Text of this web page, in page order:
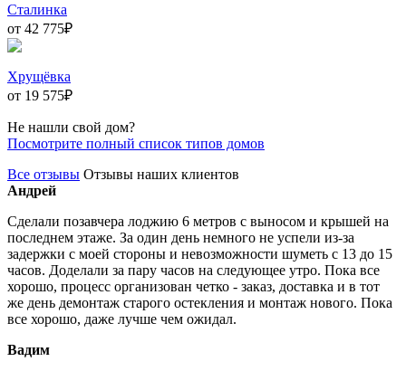
Сталинка
от 42 775₽
Хрущёвка
от 19 575₽
Не нашли свой дом?
Посмотрите полный список типов домов
Все отзывы Отзывы наших клиентов
Андрей
Сделали позавчера лоджию 6 метров с выносом и крышей на
последнем этаже. За один день немного не успели из-за
задержки с моей стороны и невозможности шуметь с 13 до 15
часов. Доделали за пару часов на следующее утро. Пока все
хорошо, процесс организован четко - заказ, доставка и в тот
же день демонтаж старого остекления и монтаж нового. Пока
все хорошо, даже лучше чем ожидал.
Вадим